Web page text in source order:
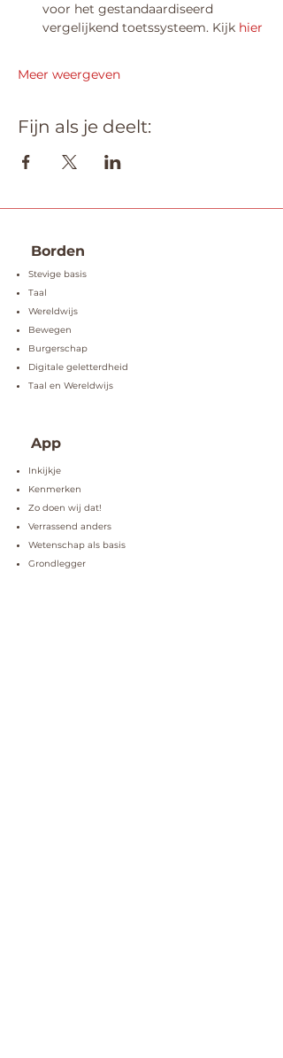
voor het gestandaardiseerd
vergelijkend toetssysteem. Kijk hier
Meer weergeven
Fijn als je deelt:
Borden
Stevige basis
Taal
Wereldwijs
Bewegen
Burgerschap
Digitale geletterdheid
Taal en Wereldwijs
App
Inkijkje
Kenmerken
Zo doen wij dat!
Verrassend anders
Wetenschap als basis
Grondlegger